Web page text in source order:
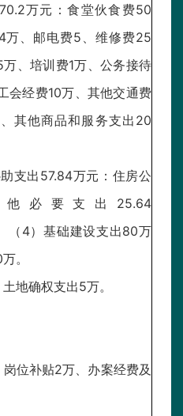
万元：食堂伙食费50
、邮电费5、维修费25
、培训费1万、公务接待
会经费10万、其他交通费
其他商品和服务支出20
支出57.84万元：住房公
必要支出25.64
建设支出80万
。
地确权支出5万。
位补贴2万、办案经费及